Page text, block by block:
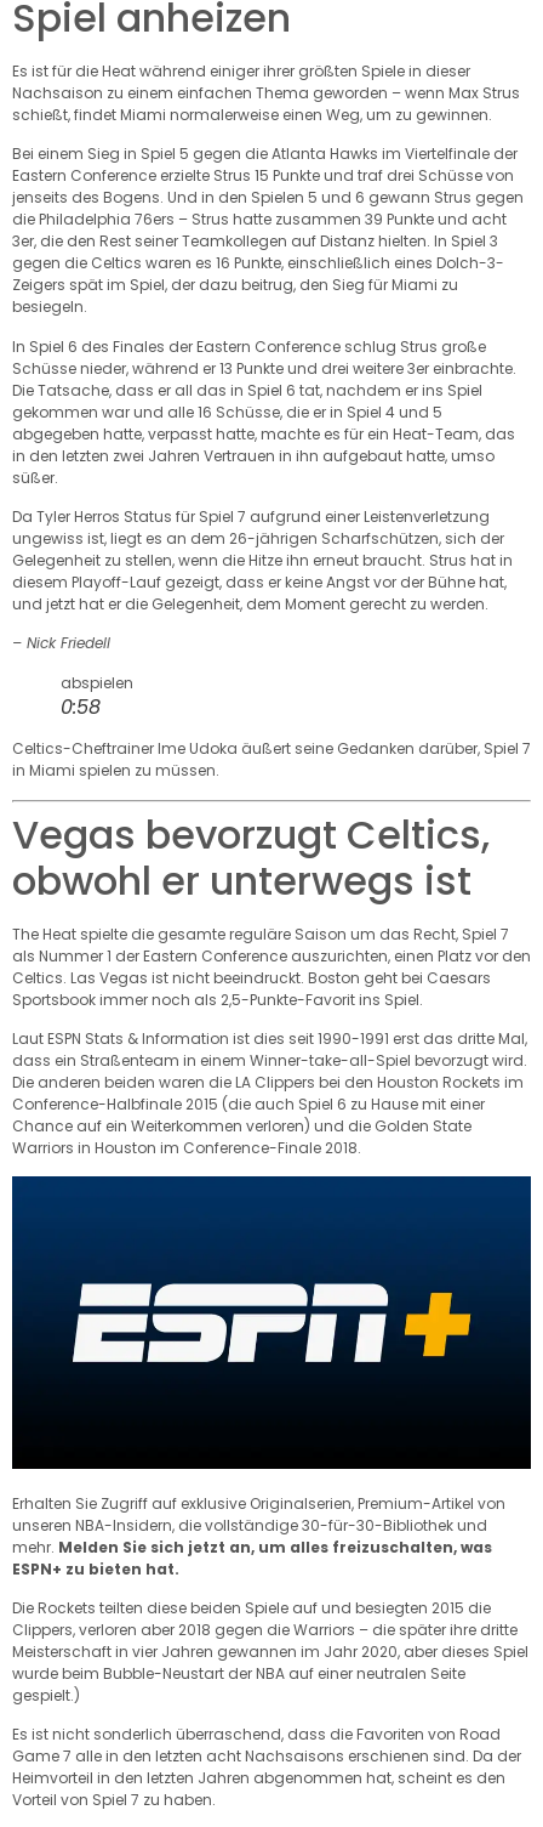
Spiel anheizen
Es ist für die Heat während einiger ihrer größten Spiele in dieser
Nachsaison zu einem einfachen Thema geworden – wenn Max Strus
schießt, findet Miami normalerweise einen Weg, um zu gewinnen.
Bei einem Sieg in Spiel 5 gegen die Atlanta Hawks im Viertelfinale der
Eastern Conference erzielte Strus 15 Punkte und traf drei Schüsse von
jenseits des Bogens. Und in den Spielen 5 und 6 gewann Strus gegen
die Philadelphia 76ers – Strus hatte zusammen 39 Punkte und acht
3er, die den Rest seiner Teamkollegen auf Distanz hielten. In Spiel 3
gegen die Celtics waren es 16 Punkte, einschließlich eines Dolch-3-
Zeigers spät im Spiel, der dazu beitrug, den Sieg für Miami zu
besiegeln.
In Spiel 6 des Finales der Eastern Conference schlug Strus große
Schüsse nieder, während er 13 Punkte und drei weitere 3er einbrachte.
Die Tatsache, dass er all das in Spiel 6 tat, nachdem er ins Spiel
gekommen war und alle 16 Schüsse, die er in Spiel 4 und 5
abgegeben hatte, verpasst hatte, machte es für ein Heat-Team, das
in den letzten zwei Jahren Vertrauen in ihn aufgebaut hatte, umso
süßer.
Da Tyler Herros Status für Spiel 7 aufgrund einer Leistenverletzung
ungewiss ist, liegt es an dem 26-jährigen Scharfschützen, sich der
Gelegenheit zu stellen, wenn die Hitze ihn erneut braucht. Strus hat in
diesem Playoff-Lauf gezeigt, dass er keine Angst vor der Bühne hat,
und jetzt hat er die Gelegenheit, dem Moment gerecht zu werden.
– Nick Friedell
abspielen
0:58
Celtics-Cheftrainer Ime Udoka äußert seine Gedanken darüber, Spiel 7
in Miami spielen zu müssen.
Vegas bevorzugt Celtics,
obwohl er unterwegs ist
The Heat spielte die gesamte reguläre Saison um das Recht, Spiel 7
als Nummer 1 der Eastern Conference auszurichten, einen Platz vor den
Celtics. Las Vegas ist nicht beeindruckt. Boston geht bei Caesars
Sportsbook immer noch als 2,5-Punkte-Favorit ins Spiel.
Laut ESPN Stats & Information ist dies seit 1990-1991 erst das dritte Mal,
dass ein Straßenteam in einem Winner-take-all-Spiel bevorzugt wird.
Die anderen beiden waren die LA Clippers bei den Houston Rockets im
Conference-Halbfinale 2015 (die auch Spiel 6 zu Hause mit einer
Chance auf ein Weiterkommen verloren) und die Golden State
Warriors in Houston im Conference-Finale 2018.
Erhalten Sie Zugriff auf exklusive Originalserien, Premium-Artikel von
unseren NBA-Insidern, die vollständige 30-für-30-Bibliothek und
mehr. Melden Sie sich jetzt an, um alles freizuschalten, was
ESPN+ zu bieten hat.
Die Rockets teilten diese beiden Spiele auf und besiegten 2015 die
Clippers, verloren aber 2018 gegen die Warriors – die später ihre dritte
Meisterschaft in vier Jahren gewannen im Jahr 2020, aber dieses Spiel
wurde beim Bubble-Neustart der NBA auf einer neutralen Seite
gespielt.)
Es ist nicht sonderlich überraschend, dass die Favoriten von Road
Game 7 alle in den letzten acht Nachsaisons erschienen sind. Da der
Heimvorteil in den letzten Jahren abgenommen hat, scheint es den
Vorteil von Spiel 7 zu haben.